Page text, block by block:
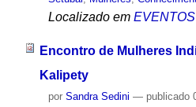
Localizado em EVENTOS
Encontro de Mulheres
Kalipety
por Sandra Sedini — publicado